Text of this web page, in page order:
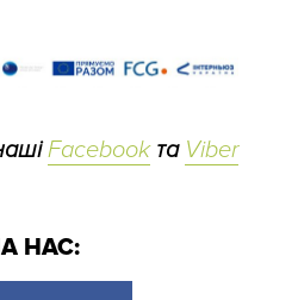
Facebookта Viber
НАС: